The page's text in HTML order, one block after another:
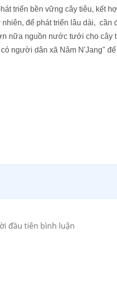
triển bền vững cây tiêu, kết
để phát triển lâu dài, cần
nữa nguồn nước tưới cho cây
người dân xã Nâm N'Jang"